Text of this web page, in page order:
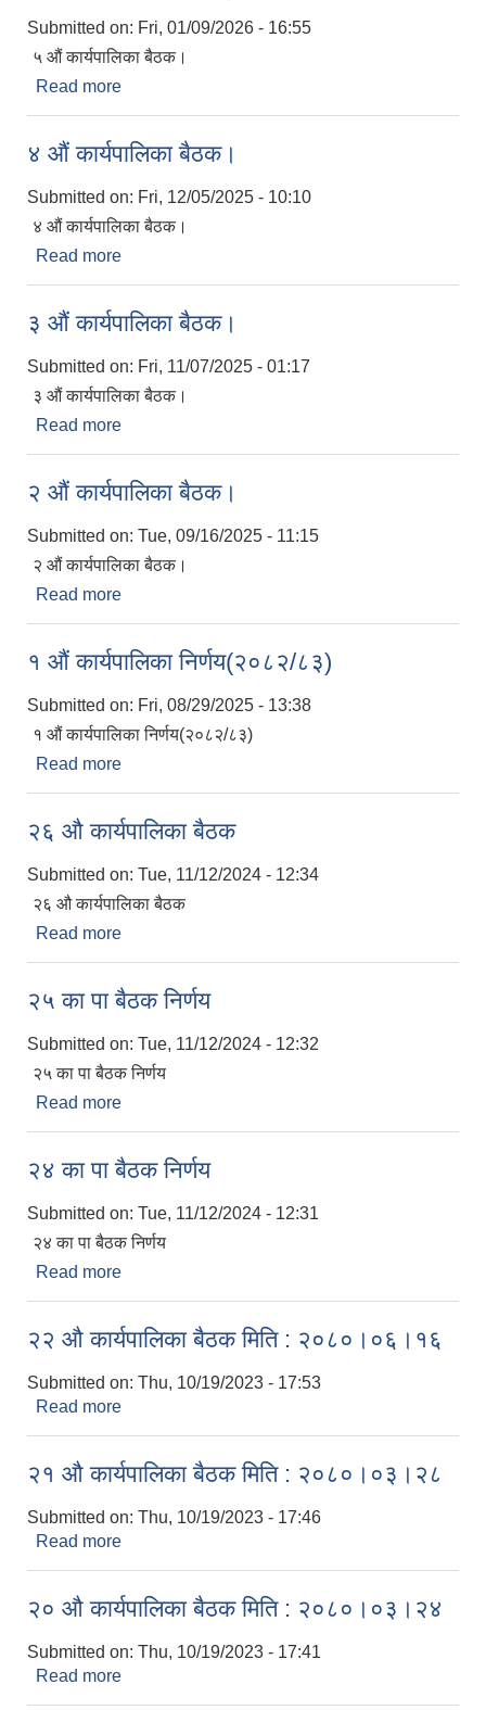
Submitted on: Fri, 01/09/2026 - 16:55
५ औं कार्यपालिका बैठक।
Read more
४ औं कार्यपालिका बैठक।
Submitted on: Fri, 12/05/2025 - 10:10
४ औं कार्यपालिका बैठक।
Read more
३ औं कार्यपालिका बैठक।
Submitted on: Fri, 11/07/2025 - 01:17
३ औं कार्यपालिका बैठक।
Read more
२ औं कार्यपालिका बैठक।
Submitted on: Tue, 09/16/2025 - 11:15
२ औं कार्यपालिका बैठक।
Read more
१ औं कार्यपालिका निर्णय(२०८२/८३)
Submitted on: Fri, 08/29/2025 - 13:38
१ औं कार्यपालिका निर्णय(२०८२/८३)
Read more
२६ औ कार्यपालिका बैठक
Submitted on: Tue, 11/12/2024 - 12:34
२६ औ कार्यपालिका बैठक
Read more
२५ का पा बैठक निर्णय
Submitted on: Tue, 11/12/2024 - 12:32
२५ का पा बैठक निर्णय
Read more
२४ का पा बैठक निर्णय
Submitted on: Tue, 11/12/2024 - 12:31
२४ का पा बैठक निर्णय
Read more
२२ औ कार्यपालिका बैठक मिति : २०८०।०६।१६
Submitted on: Thu, 10/19/2023 - 17:53
Read more
२१ औ कार्यपालिका बैठक मिति : २०८०।०३।२८
Submitted on: Thu, 10/19/2023 - 17:46
Read more
२० औ कार्यपालिका बैठक मिति : २०८०।०३।२४
Submitted on: Thu, 10/19/2023 - 17:41
Read more